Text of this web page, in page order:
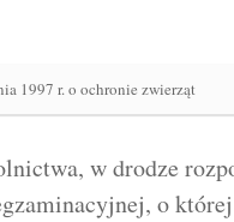
1997 r. o ochronie zwierząt
w drodze
o